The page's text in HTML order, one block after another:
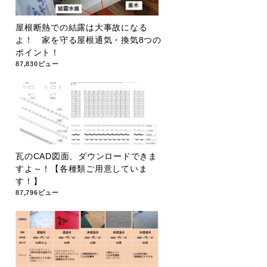
屋根断熱での結露は大事故になる
よ！ 家を守る屋根通気・換気8つの
ポイント！
87,830ビュー
瓦のCAD図面、ダウンロードできま
すよ～！【各種類ご用意していま
す！】
87,796ビュー